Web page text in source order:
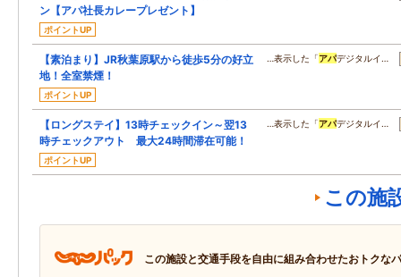
ン【アパ社長カレープレゼント】
ポイントUP
【素泊まり】JR秋葉原駅から徒歩5分の好立
地！全室禁煙！
ポイントUP
…表示した「アパデジタルイ…
【ロングステイ】13時チェックイン～翌13
時チェックアウト 最大24時間滞在可能！
ポイントUP
…表示した「アパデジタルイ…
この施
この施設と交通手段を自由に組み合わせたおトクな